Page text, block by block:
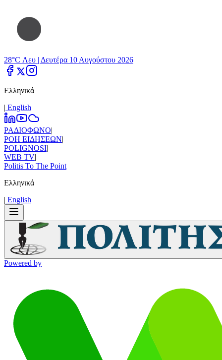
28°C Λευ | Δευτέρα 10 Αυγούστου 2026
Ελληνικά
| Εnglish
ΡΑΔΙΟΦΩΝΟ|
ΡΟΗ ΕΙΔΗΣΕΩΝ|
POLIGNOSI|
WEB TV|
Politis To The Point
Ελληνικά
| Εnglish
Powered by